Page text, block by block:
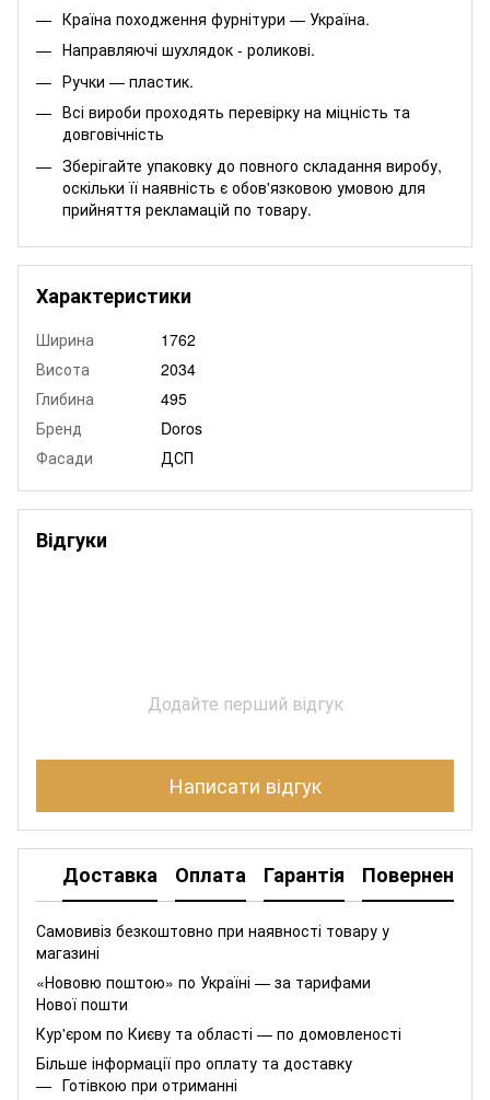
Країна походження фурнітури — Україна.
Направляючі шухлядок - роликові.
Ручки — пластик.
Всі вироби проходять перевірку на міцність та
довговічність
Зберігайте упаковку до повного складання виробу,
оскільки її наявність є обов'язковою умовою для
прийняття рекламацій по товару.
Характеристики
Ширина
1762
Висота
2034
Глибина
495
Бренд
Doros
Фасади
ДСП
Відгуки
Додайте перший відгук
Написати відгук
Доставка Оплата Гарантія Повернення
Самовивіз безкоштовно при наявності товару у
магазині
«Нововю поштою» по Україні — за тарифами
Нової пошти
Кур'єром по Києву та області — по домовленості
Більше інформації про оплату та доставку
Готівкою при отриманні